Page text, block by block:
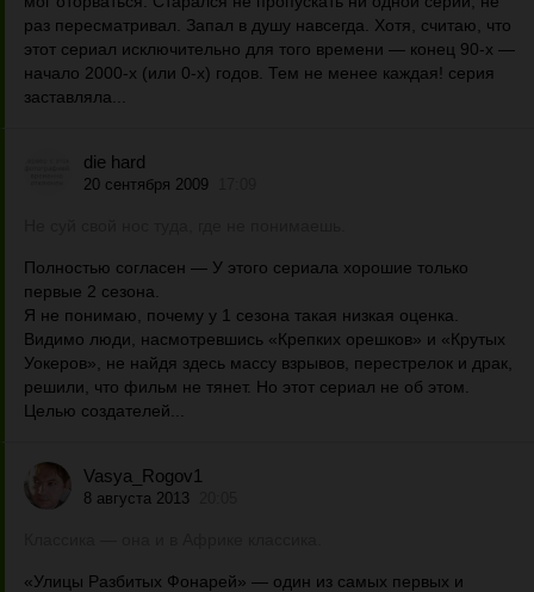
раз пересматривал. Запал в душу навсегда. Хотя, считаю, что
этот сериал исключительно для того времени — конец 90-х —
начало 2000-х (или 0-х) годов. Тем не менее каждая! серия
заставляла...
die hard
20 сентября 2009
Полностью согласен — У этого сериала хорошие только
первые 2 сезона.
Я не понимаю, почему у 1 сезона такая низкая оценка.
Видимо люди, насмотревшись «Крепких орешков» и «Крутых
Уокеров», не найдя здесь массу взрывов, перестрелок и драк,
решили, что фильм не тянет. Но этот сериал не об этом.
Целью создателей...
Vasya_Rogov1
8 августа 2013
«Улицы Разбитых Фонарей» — один из самых первых и